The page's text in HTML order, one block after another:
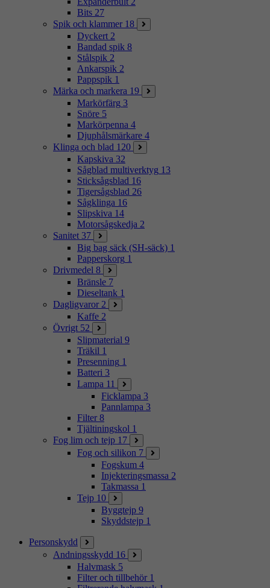
Bits 27
Spik och klammer 18
Dyckert 2
Bandad spik 8
Stålspik 2
Ankarspik 2
Pappspik 1
Märka och markera 19
Markörfärg 3
Snöre 5
Markörpenna 4
Djuphålsmärkare 4
Klinga och blad 120
Kapskiva 32
Sågblad multiverktyg 13
Sticksågsblad 16
Tigersågsblad 26
Sågklinga 16
Slipskiva 14
Motorsågskedja 2
Sanitet 37
Big bag säck (SH-säck) 1
Papperskorg 1
Drivmedel 8
Bränsle 7
Dieseltank 1
Dagligvaror 2
Kaffe 2
Övrigt 52
Slipmaterial 9
Träkil 1
Presenning 1
Batteri 3
Lampa 11
Ficklampa 3
Pannlampa 3
Filter 8
Tjältiningskol 1
Fog lim och tejp 17
Fog och silikon 7
Fogskum 4
Injekteringsmassa 2
Takmassa 1
Tejp 10
Byggtejp 9
Skyddstejp 1
Personskydd
Andningsskydd 16
Halvmask 5
Filter och tillbehör 1